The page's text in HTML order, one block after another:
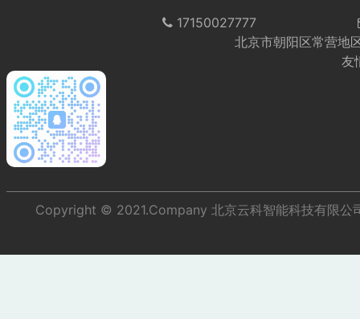
17150027777
北京市朝阳区常营地
友
Copyright © 2021.Company 北京云科智能科技有限